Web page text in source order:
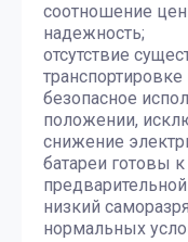
соотношение
надежность;
отсутствие
транспортировке
безопасное
положении,
снижение
батареи готовы
низкий
нормальных